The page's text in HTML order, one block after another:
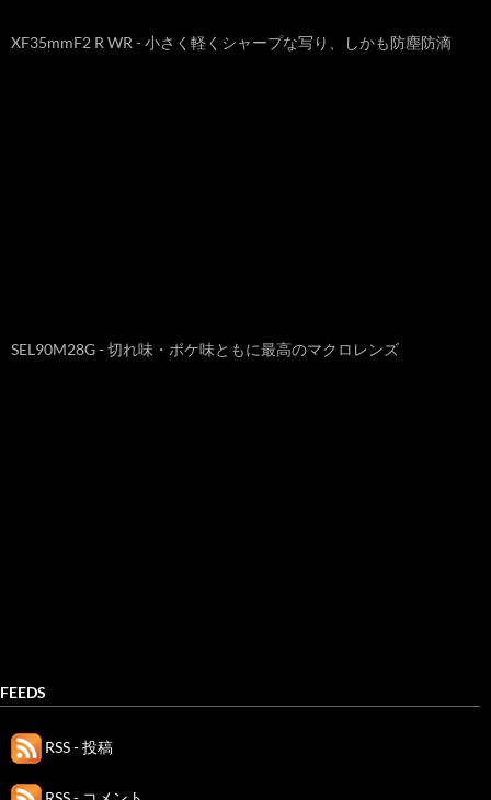
XF35mmF2 R WR - 小さく軽くシャープな写り、しかも防塵防滴
SEL90M28G - 切れ味・ボケ味ともに最高のマクロレンズ
FEEDS
RSS - 投稿